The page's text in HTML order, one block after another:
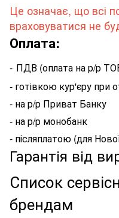
Це означає, що всі
враховуватися не
Оплата:
- ПДВ (оплата на р/р
- готівкою кур'єру при
- на р/р Приват Банку
- на р/р монобанк
- післяплатою (для
Гарантія від
Список
брендам